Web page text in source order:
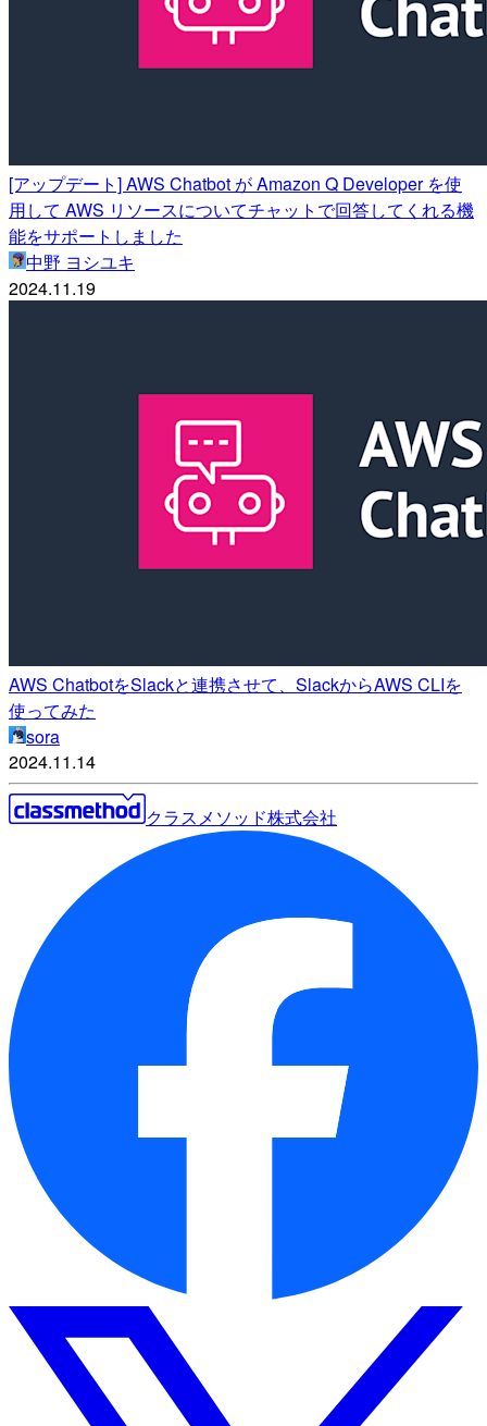
[アップデート] AWS Chatbot が Amazon Q Developer を使
用して AWS リソースについてチャットで回答してくれる機
能をサポートしました
中野 ヨシユキ
2024.11.19
AWS ChatbotをSlackと連携させて、SlackからAWS CLIを
使ってみた
sora
2024.11.14
クラスメソッド株式会社